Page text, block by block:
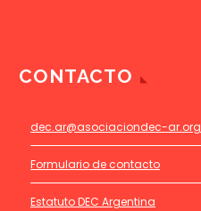
CONTACTO
dec.ar@asociaciondec-ar.org
Formulario de contacto
Estatuto DEC Argentina